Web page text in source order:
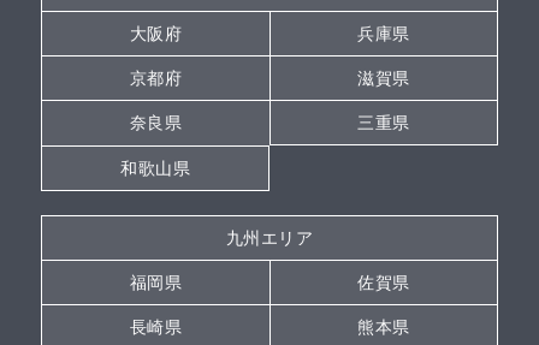
大阪府 兵庫県
京都府 滋賀県
奈良県 三重県
和歌山県
九州エリア
福岡県 佐賀県
長崎県 熊本県